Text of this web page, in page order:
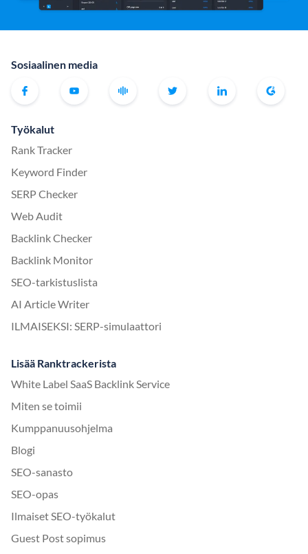
Sosiaalinen media
Työkalut
Rank Tracker
Keyword Finder
SERP Checker
Web Audit
Backlink Checker
Backlink Monitor
SEO-tarkistuslista
AI Article Writer
ILMAISEKSI: SERP-simulaattori
Lisää Ranktrackerista
White Label SaaS Backlink Service
Miten se toimii
Kumppanuusohjelma
Blogi
SEO-sanasto
SEO-opas
Ilmaiset SEO-työkalut
Guest Post sopimus